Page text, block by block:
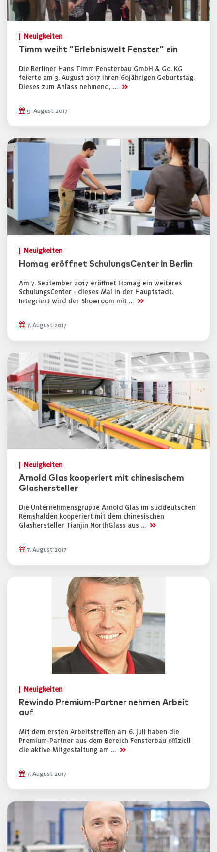
Neuigkeiten
Timm weiht "Erlebniswelt Fenster" ein
Die Berliner Hans Timm Fensterbau GmbH & Go. KG
feierte am 3. August 2017 ihren 60jährigen Geburtstag.
Dieses zum Anlass nehmend, … >>
9. August 2017
Neuigkeiten
Homag eröffnet SchulungsCenter in Berlin
Am 7. September 2017 eröffnet Homag ein weiteres
SchulungsCenter - dieses Mal in der Hauptstadt.
Integriert wird der Showroom mit … >>
7. August 2017
Neuigkeiten
Arnold Glas kooperiert mit chinesischem
Glashersteller
Die Unternehmensgruppe Arnold Glas im süddeutschen
Remshalden kooperiert mit dem chinesischen
Glashersteller Tianjin NorthGlass aus … >>
7. August 2017
Neuigkeiten
Rewindo Premium-Partner nehmen Arbeit
auf
Mit dem ersten Arbeitstreffen am 6. Juli haben die
Premium-Partner aus dem Bereich Fensterbau offiziell
die aktive Mitgestaltung am … >>
7. August 2017